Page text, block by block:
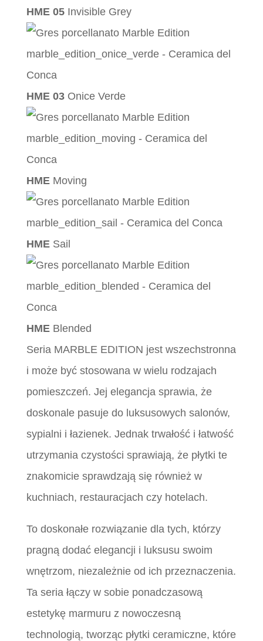
HME 05Invisible Grey
HME 03Onice Verde
HME Moving
HME Sail
HME Blended
Seria MARBLE EDITION jest wszechstronna
i może być stosowana w wielu rodzajach
pomieszczeń. Jej elegancja sprawia, że
doskonale pasuje do luksusowych salonów,
sypialni i łazienek. Jednak trwałość i łatwość
utrzymania czystości sprawiają, że płytki te
znakomicie sprawdzają się również w
kuchniach, restauracjach czy hotelach.
To doskonałe rozwiązanie dla tych, którzy
pragną dodać elegancji i luksusu swoim
wnętrzom, niezależnie od ich przeznaczenia.
Ta seria łączy w sobie ponadczasową
estetykę marmuru z nowoczesną
technologią, tworząc płytki ceramiczne, które